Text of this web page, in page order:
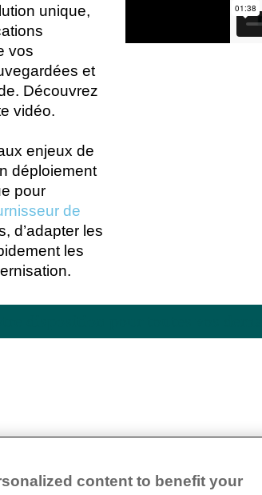
unique,
vos
et
Découvrez
vidéo.
enjeux de
déploiement
pour
de
d’adapter les
les
content to benefit your